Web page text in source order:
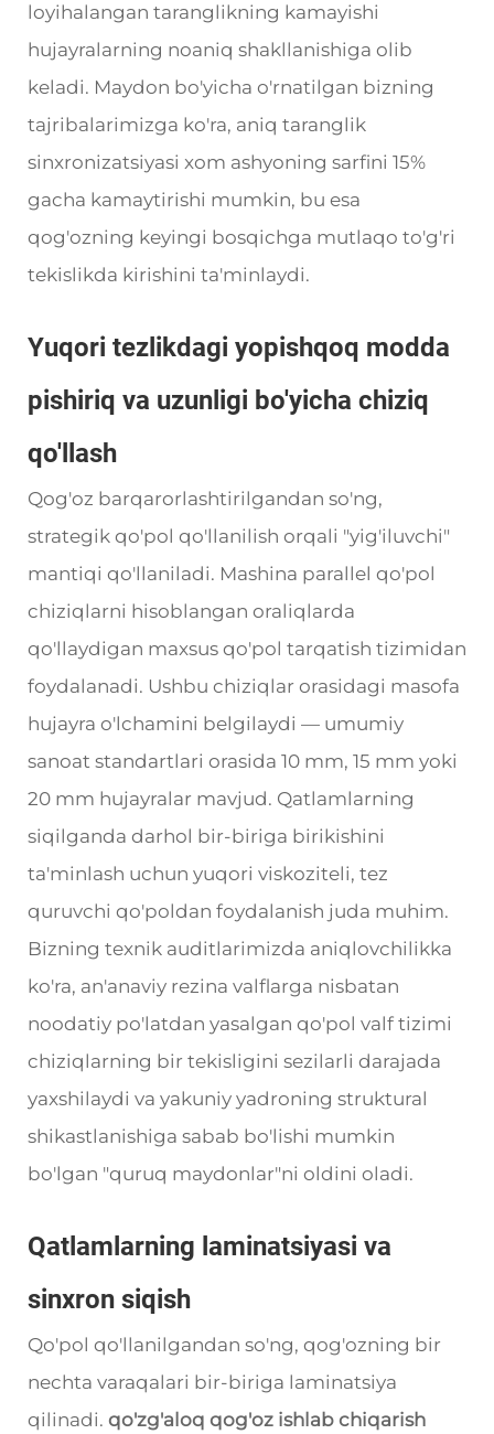
loyihalangan taranglikning kamayishi
hujayralarning noaniq shakllanishiga olib
keladi. Maydon bo'yicha o'rnatilgan bizning
tajribalarimizga ko'ra, aniq taranglik
sinxronizatsiyasi xom ashyoning sarfini 15%
gacha kamaytirishi mumkin, bu esa
qog'ozning keyingi bosqichga mutlaqo to'g'ri
tekislikda kirishini ta'minlaydi.
Yuqori tezlikdagi yopishqoq modda
pishiriq va uzunligi bo'yicha chiziq
qo'llash
Qog'oz barqarorlashtirilgandan so'ng,
strategik qo'pol qo'llanilish orqali "yig'iluvchi"
mantiqi qo'llaniladi. Mashina parallel qo'pol
chiziqlarni hisoblangan oraliqlarda
qo'llaydigan maxsus qo'pol tarqatish tizimidan
foydalanadi. Ushbu chiziqlar orasidagi masofa
hujayra o'lchamini belgilaydi — umumiy
sanoat standartlari orasida 10 mm, 15 mm yoki
20 mm hujayralar mavjud. Qatlamlarning
siqilganda darhol bir-biriga birikishini
ta'minlash uchun yuqori viskoziteli, tez
quruvchi qo'poldan foydalanish juda muhim.
Bizning texnik auditlarimizda aniqlovchilikka
ko'ra, an'anaviy rezina valflarga nisbatan
noodatiy po'latdan yasalgan qo'pol valf tizimi
chiziqlarning bir tekisligini sezilarli darajada
yaxshilaydi va yakuniy yadroning struktural
shikastlanishiga sabab bo'lishi mumkin
bo'lgan "quruq maydonlar"ni oldini oladi.
Qatlamlarning laminatsiyasi va
sinxron siqish
Qo'pol qo'llanilgandan so'ng, qog'ozning bir
nechta varaqalari bir-biriga laminatsiya
qilinadi. qo'zg'aloq qog'oz ishlab chiqarish